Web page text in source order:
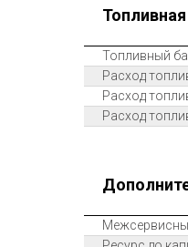
Топливный
Расход
Расход
Расход